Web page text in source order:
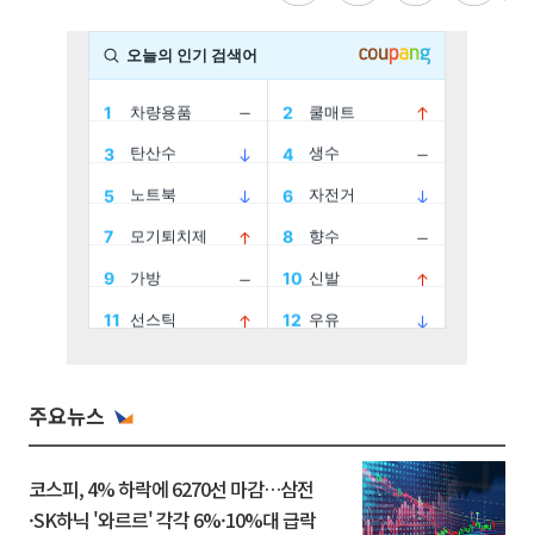
주요뉴스
코스피, 4% 하락에 6270선 마감…삼전
·SK하닉 '와르르' 각각 6%·10%대 급락